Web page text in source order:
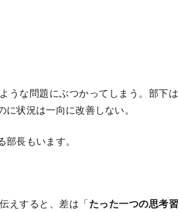
うな問題にぶつかってしまう。部下は
状況は一向に改善しない。
長もいます。
えすると、差は「たった一つの思考習